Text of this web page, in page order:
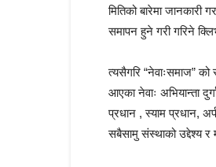
मितिको बारेमा
समापन हुने गरी गरिने
त्यसैगरि “नेवाःसमाज” को
आएका नेवाः अभियान्ता
प्रधान , स्याम प्रधान,
सबैसामु संस्थाको उद्देश्य र